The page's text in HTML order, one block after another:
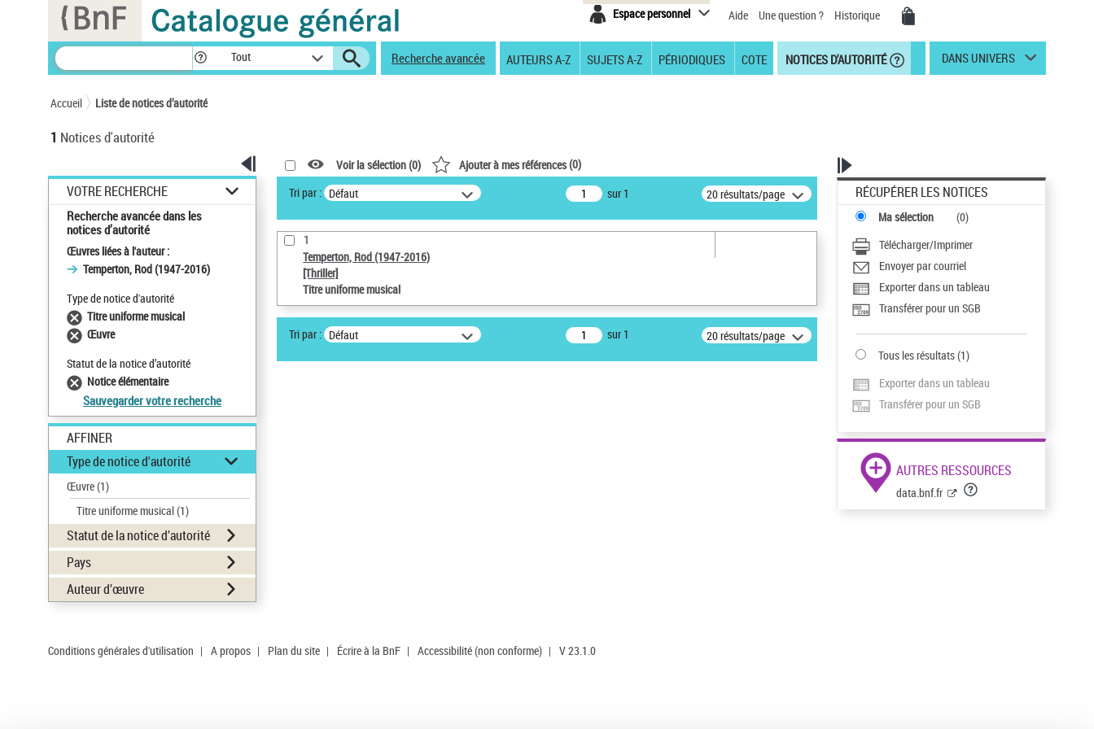
Espace personnel Aide Une question ? Historique
Tout Recherche avancée AUTEURS A-Z SUJETS A-Z PÉRIODIQUES COTE NOTICES D'AUTORITÉ DANS UNIVERS
Accueil Liste de notices d’autorité
1 Notices d'autorité
VOTRE RECHERCHE
Recherche avancée dans les
notices d’autorité
Œuvres liées à l'auteur :
Temperton, Rod (1947-2016)
Type de notice d'autorité
Titre uniforme musical
Œuvre
Statut de la notice d’autorité
Notice élémentaire
Sauvegarder votre recherche
AFFINER
Type de notice d'autorité
Œuvre(1)
Titre uniforme musical(1)
Statut de la notice d’autorité
Pays
Auteur d’œuvre
Voir la sélection (0) Ajouter à mes références(0)
Tri par : Défaut sur 1 20 résultats/page
1
Temperton, Rod (1947-2016)
[Thriller]
Titre uniforme musical
Tri par : Défaut sur 1 20 résultats/page
RÉCUPÉRER LES NOTICES
Ma sélection (0)
Télécharger/Imprimer
Envoyer par courriel
Exporter dans un tableau
Transférer pour un SGB
Tous les résultats(1)
Exporter dans un tableau
Transférer pour un SGB
AUTRES RESSOURCES
data.bnf.fr
Conditions générales d'utilisation | A propos | Plan du site | Écrire à la BnF | Accessibilité (non conforme) | V 23.1.0
Panneau de gestion des cookies